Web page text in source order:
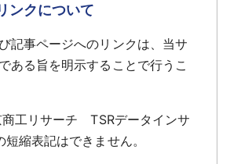
ンクについて
記事ページへのリンクは、当サ
ある旨を明示することで行うこ
商工リサーチ TSRデータインサ
縮表記はできません。